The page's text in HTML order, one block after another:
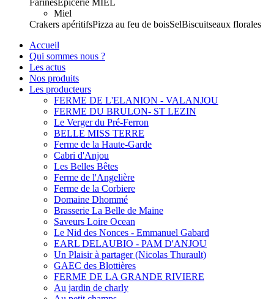
FarinesÉpicerie MIEL
Miel
Crakers apéritifsPizza au feu de boisSelBiscuitseaux florales
Accueil
Qui sommes nous ?
Les actus
Nos produits
Les producteurs
FERME DE L'ELANION - VALANJOU
FERME DU BRULON- ST LEZIN
Le Verger du Pré-Ferron
BELLE MISS TERRE
Ferme de la Haute-Garde
Cabri d'Anjou
Les Belles Bêtes
Ferme de l'Angelière
Ferme de la Corbiere
Domaine Dhommé
Brasserie La Belle de Maine
Saveurs Loire Ocean
Le Nid des Nonces - Emmanuel Gabard
EARL DELAUBIO - PAM D'ANJOU
Un Plaisir à partager (Nicolas Thurault)
GAEC des Blottières
FERME DE LA GRANDE RIVIERE
Au jardin de charly